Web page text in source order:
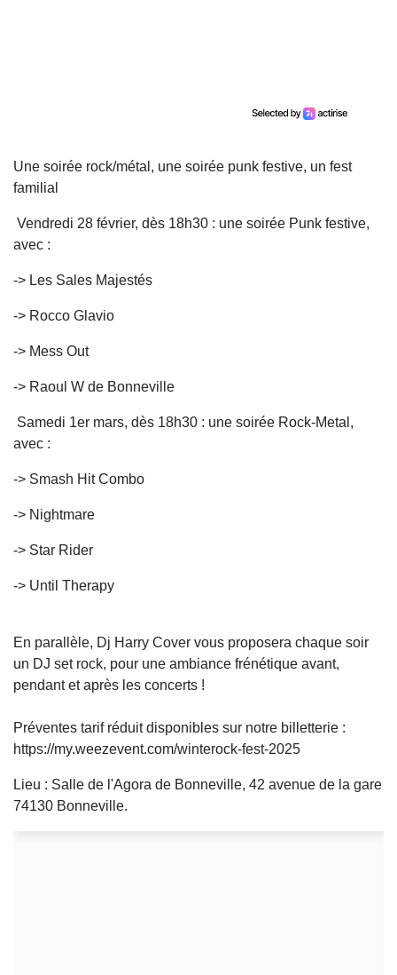
Une soirée rock/métal, une soirée punk festive, un fest
familial
Vendredi 28 février, dès 18h30 : une soirée Punk festive,
avec :
-> Les Sales Majestés
-> Rocco Glavio
-> Mess Out
-> Raoul W de Bonneville
Samedi 1er mars, dès 18h30 : une soirée Rock-Metal,
avec :
-> Smash Hit Combo
-> Nightmare
-> Star Rider
-> Until Therapy
En parallèle, Dj Harry Cover vous proposera chaque soir
un DJ set rock, pour une ambiance frénétique avant,
pendant et après les concerts !
Préventes tarif réduit disponibles sur notre billetterie :
https://my.weezevent.com/winterock-fest-2025
Lieu : Salle de l'Agora de Bonneville, 42 avenue de la gare
74130 Bonneville.